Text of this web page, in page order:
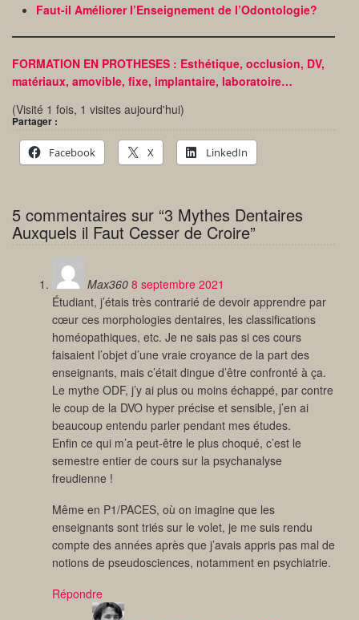
Faut-il Améliorer l’Enseignement de l’Odontologie?
FORMATION EN PROTHESES : Esthétique, occlusion, DV,
matériaux, amovible, fixe, implantaire, laboratoire…
(Visité 1 fois, 1 visites aujourd'hui)
Partager :
Facebook X LinkedIn
5 commentaires sur “3 Mythes Dentaires
Auxquels il Faut Cesser de Croire”
Max360 8 septembre 2021
Étudiant, j’étais très contrarié de devoir apprendre par
cœur ces morphologies dentaires, les classifications
homéopathiques, etc. Je ne sais pas si ces cours
faisaient l’objet d’une vraie croyance de la part des
enseignants, mais c’était dingue d’être confronté à ça.
Le mythe ODF, j’y ai plus ou moins échappé, par contre
le coup de la DVO hyper précise et sensible, j’en ai
beaucoup entendu parler pendant mes études.
Enfin ce qui m’a peut-être le plus choqué, c’est le
semestre entier de cours sur la psychanalyse
freudienne !
Même en P1/PACES, où on imagine que les
enseignants sont triés sur le volet, je me suis rendu
compte des années après que j’avais appris pas mal de
notions de pseudosciences, notamment en psychiatrie.
Répondre